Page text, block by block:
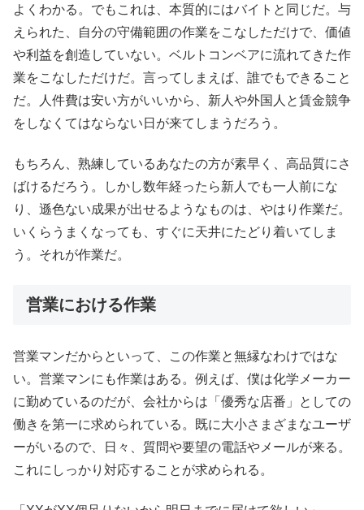
よくわかる。でもこれは、本質的にはバイトと同じだ。与
えられた、自分の守備範囲の作業をこなしただけで、価値
や利益を創造していない。ベルトコンベアに流れてきた作
業をこなしただけだ。言ってしまえば、誰でもできること
だ。人件費は安い方がいいから、新人や外国人と賃金競争
をしなくてはならない日が来てしまうだろう。
もちろん、熟練しているあなたの方が素早く、高品質にさ
ばけるだろう。しかし数年経ったら新人でも一人前にな
り、遜色ない成果が出せるようなものは、やはり作業だ。
いくらうまくなっても、すぐに天井にたどり着いてしま
う。それが作業だ。
営業における作業
営業マンだからといって、この作業と無縁なわけではな
い。営業マンにも作業はある。例えば、僕は化学メーカー
に勤めているのだが、会社からは「優秀な店番」としての
働きを第一に求められている。既に大小さまざまなユーザ
ーがいるので、日々、質問や要望の電話やメールが来る。
これにしっかり対応することが求められる。